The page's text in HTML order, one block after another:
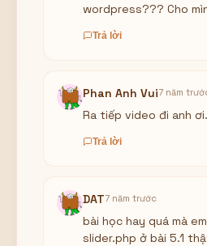
wordpress??? Cho
Trả lời
Phan Anh Vui7 năm
Ra tiếp video đi anh
Trả lời
DAT7 năm trước
bài học hay quá mà
slider.php ở bài 5.1